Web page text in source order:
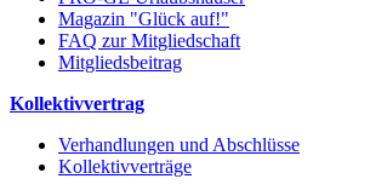
Magazin "Glück auf!"
FAQ zur Mitgliedschaft
Mitgliedsbeitrag
Kollektivvertrag
Verhandlungen und Abschlüsse
Kollektivverträge